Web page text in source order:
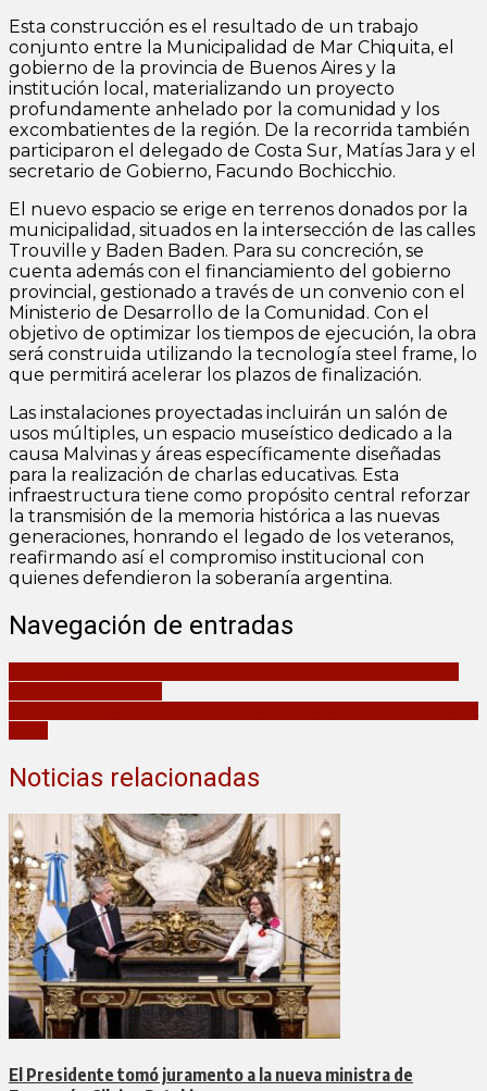
Esta construcción es el resultado de un trabajo
conjunto entre la Municipalidad de Mar Chiquita, el
gobierno de la provincia de Buenos Aires y la
institución local, materializando un proyecto
profundamente anhelado por la comunidad y los
excombatientes de la región. De la recorrida también
participaron el delegado de Costa Sur, Matías Jara y el
secretario de Gobierno, Facundo Bochicchio.
El nuevo espacio se erige en terrenos donados por la
municipalidad, situados en la intersección de las calles
Trouville y Baden Baden. Para su concreción, se
cuenta además con el financiamiento del gobierno
provincial, gestionado a través de un convenio con el
Ministerio de Desarrollo de la Comunidad. Con el
objetivo de optimizar los tiempos de ejecución, la obra
será construida utilizando la tecnología steel frame, lo
que permitirá acelerar los plazos de finalización.
Las instalaciones proyectadas incluirán un salón de
usos múltiples, un espacio museístico dedicado a la
causa Malvinas y áreas específicamente diseñadas
para la realización de charlas educativas. Esta
infraestructura tiene como propósito central reforzar
la transmisión de la memoria histórica a las nuevas
generaciones, honrando el legado de los veteranos,
reafirmando así el compromiso institucional con
quienes defendieron la soberanía argentina.
Navegación de entradas
Noticias relacionadas
El Presidente tomó juramento a la nueva ministra de